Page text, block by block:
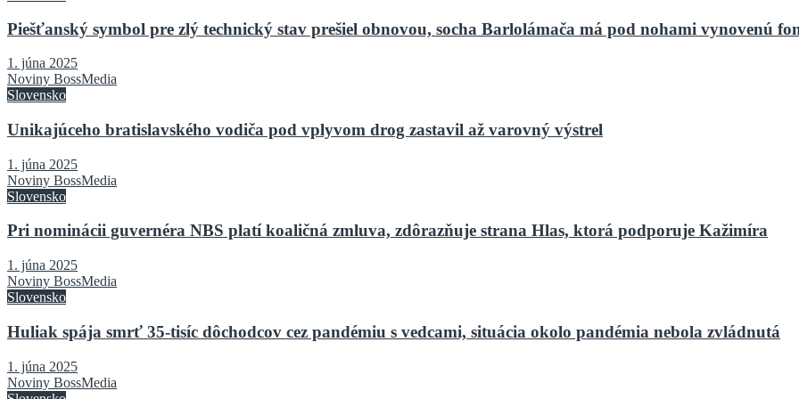
Piešťanský symbol pre zlý technický stav prešiel obnovou, socha Barlolámača má pod nohami vynovenú
1. júna 2025
Noviny BossMedia
Slovensko
Unikajúceho bratislavského vodiča pod vplyvom drog zastavil až varovný výstrel
1. júna 2025
Noviny BossMedia
Slovensko
Pri nominácii guvernéra NBS platí koaličná zmluva, zdôrazňuje strana Hlas, ktorá podporuje Kažimíra
1. júna 2025
Noviny BossMedia
Slovensko
Huliak spája smrť 35-tisíc dôchodcov cez pandémiu s vedcami, situácia okolo pandémia nebola zvládnutá
1. júna 2025
Noviny BossMedia